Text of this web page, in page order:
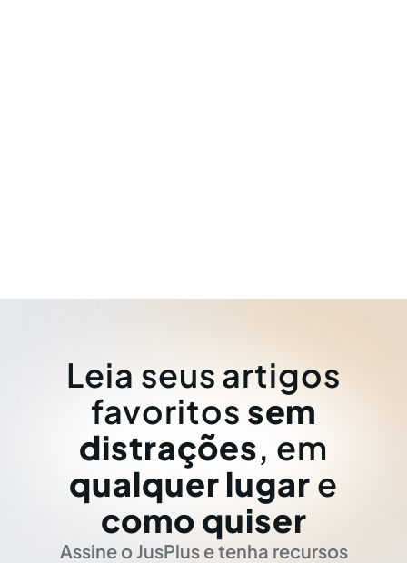
Leia seus artigos
favoritos sem
distrações, em
qualquer lugar e
como quiser
Assine o JusPlus e tenha recursos